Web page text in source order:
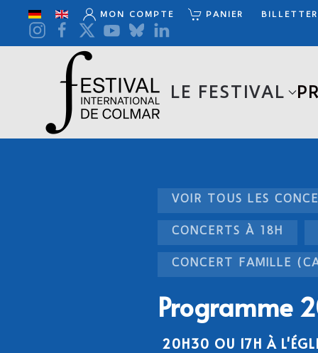
Accéder au contenu principal
MON COMPTE PANIER
LE FESTIVAL
VOIR TOUS LES
CONCERTS À 18H
CONCERT FAMILLE
Programme
20H30 OU 17H À